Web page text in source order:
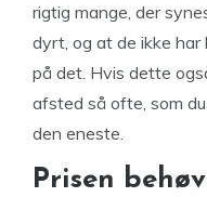
rigtig mange, der
dyrt, og at de ikke
på det. Hvis dette
afsted så ofte, som
den eneste.
Prisen